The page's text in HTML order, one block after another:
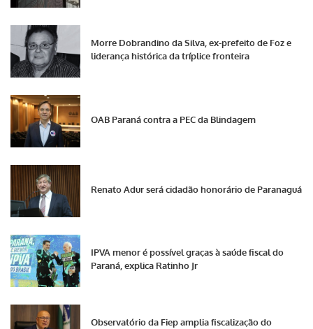
Morre Dobrandino da Silva, ex-prefeito de Foz e
liderança histórica da tríplice fronteira
OAB Paraná contra a PEC da Blindagem
Renato Adur será cidadão honorário de Paranaguá
IPVA menor é possível graças à saúde fiscal do
Paraná, explica Ratinho Jr
Observatório da Fiep amplia fiscalização do